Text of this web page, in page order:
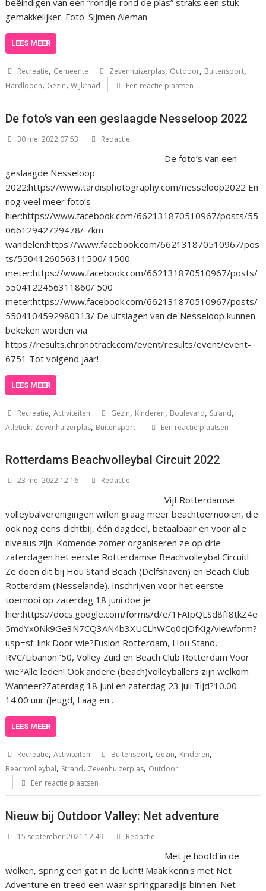
beëindigen van een “rondje rond de plas” straks een stuk
gemakkelijker. Foto: Sijmen Aleman
LEES MEER
Recreatie, Gemeente Zevenhuizerplas, Outdoor, Buitensport,
Hardlopen, Gezin,Wijkraad Een reactie plaatsen
De foto’s van een geslaagde Nesseloop 2022
30 mei 2022 07:53 Redactie
De foto’s van een
geslaagde Nesseloop
2022:https://www.tardisphotography.com/nesseloop2022 En
nog veel meer foto’s
hier:https://www.facebook.com/662131870510967/posts/55
06612942729478/ 7km
wandelen:https://www.facebook.com/662131870510967/pos
ts/5504126056311500/ 1500
meter:https://www.facebook.com/662131870510967/posts/
5504122456311860/ 500
meter:https://www.facebook.com/662131870510967/posts/
5504104592980313/ De uitslagen van de Nesseloop kunnen
bekeken worden via
https://results.chronotrack.com/event/results/event/event-
6751 Tot volgend jaar!
LEES MEER
Recreatie,Activiteiten Gezin, Kinderen, Boulevard, Strand,
Atletiek, Zevenhuizerplas, Buitensport Een reactie plaatsen
Rotterdams Beachvolleybal Circuit 2022
23 mei 2022 12:16 Redactie
Vijf Rotterdamse
volleybalverenigingen willen graag meer beachtoernooien, die
ook nog eens dichtbij, één dagdeel, betaalbaar en voor alle
niveaus zijn. Komende zomer organiseren ze op drie
zaterdagen het eerste Rotterdamse Beachvolleybal Circuit!
Ze doen dit bij Hou Stand Beach (Delfshaven) en Beach Club
Rotterdam (Nesselande). Inschrijven voor het eerste
toernooi op zaterdag 18 juni doe je
hier:https://docs.google.com/forms/d/e/1FAIpQLSd8fI8tkZ4e
5mdYx0Nk9Ge3N7CQ3AN4b3XUCLhWCq0cjOfKig/viewform?
usp=sf_link Door wie?Fusion Rotterdam, Hou Stand,
RVC/Libanon ’50, Volley Zuid en Beach Club Rotterdam Voor
wie?Alle leden! Ook andere (beach)volleyballers zijn welkom
Wanneer?Zaterdag 18 juni en zaterdag 23 juli Tijd?10.00-
14.00 uur (Jeugd, Laag en…
LEES MEER
Recreatie,Activiteiten Buitensport, Gezin, Kinderen,
Beachvolleybal, Strand, Zevenhuizerplas, Outdoor
Een reactie plaatsen
Nieuw bij Outdoor Valley: Net adventure
15 september 2021 12:49 Redactie
Met je hoofd in de
wolken, spring een gat in de lucht! Maak kennis met Net
Adventure en treed een waar springparadijs binnen. Net